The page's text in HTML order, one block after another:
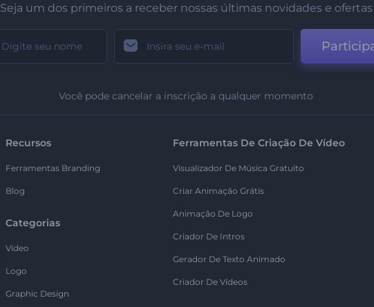
Seja um dos primeiros a receber nossas últimas novidades e ofertas
Você pode cancelar a inscrição a qualquer momento
Recursos
Ferramentas Branding
Blog
Categorias
Vídeo
Logo
Graphic Design
Ferramentas De Criação De Vídeo
Visualizador De Música Gratuito
Criar Animação Grátis
Animação De Logo
Criador De Intros
Gerador De Texto Animado
Criador De Vídeos